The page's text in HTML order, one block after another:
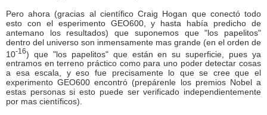
Pero ahora (gracias al científico Craig Hogan que conectó todo
esto con el esperimento GEO600, y hasta había predicho de
antemano los resultados) que suponemos que "los papelitos"
dentro del universo son inmensamente mas grande (en el orden de
10-16) que "los papelitos" que están en su superficie, pues ya
entramos en terreno práctico como para uno poder detectar cosas
a esa escala, y eso fue precisamente lo que se cree que el
experimento GEO600 encontró (prepárenle los premios Nobel a
estas personas si esto puede ser verificado independientemente
por mas científicos).